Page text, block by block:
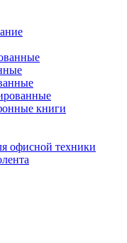
книги
офисной техники